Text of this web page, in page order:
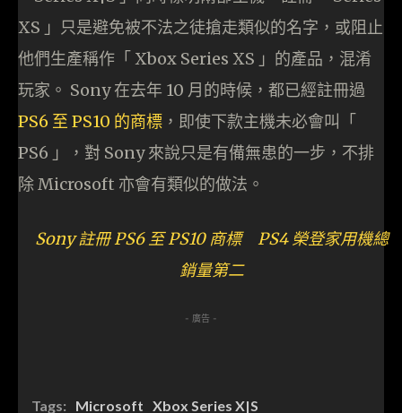
XS 」只是避免被不法之徒搶走類似的名字，或阻止
他們生產稱作「 Xbox Series XS 」的產品，混淆
玩家。 Sony 在去年 10 月的時候，都已經註冊過
PS6 至 PS10 的商標 ，即使下款主機未必會叫「
PS6 」，對 Sony 來說只是有備無患的一步，不排
除 Microsoft 亦會有類似的做法。
Sony 註冊 PS6 至 PS10 商標 PS4 榮登家用機總
銷量第二
- 廣告 -
Tags: Microsoft Xbox Series X|S